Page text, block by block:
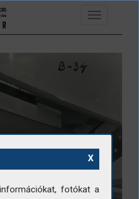
Toggle
navigation
X
fotókat a